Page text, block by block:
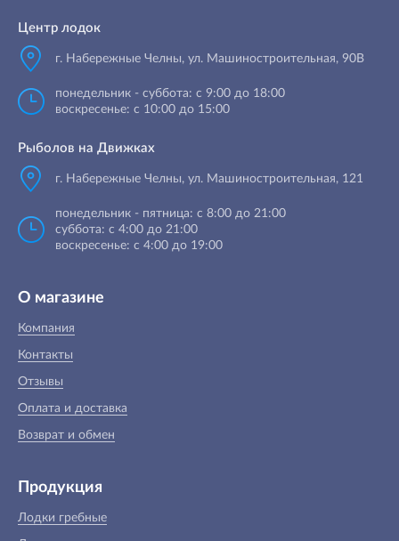
Центр лодок
г. Набережные Челны, ул. Машиностроительная, 90B
понедельник - суббота: с 9:00 до 18:00
воскресенье: с 10:00 до 15:00
Рыболов на Движках
г. Набережные Челны, ул. Машиностроительная, 121
понедельник - пятница: с 8:00 до 21:00
суббота: с 4:00 до 21:00
воскресенье: с 4:00 до 19:00
О магазине
Компания
Контакты
Отзывы
Оплата и доставка
Возврат и обмен
Продукция
Лодки гребные